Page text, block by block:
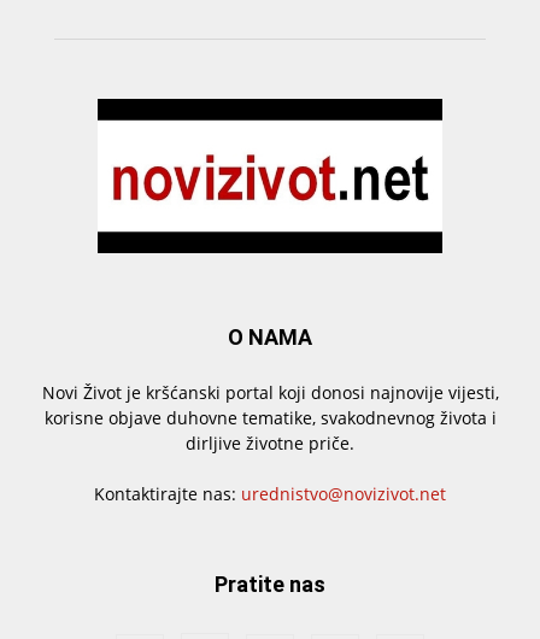
O NAMA
Novi Život je kršćanski portal koji donosi najnovije vijesti,
korisne objave duhovne tematike, svakodnevnog života i
dirljive životne priče.
Kontaktirajte nas: urednistvo@novizivot.net
Pratite nas